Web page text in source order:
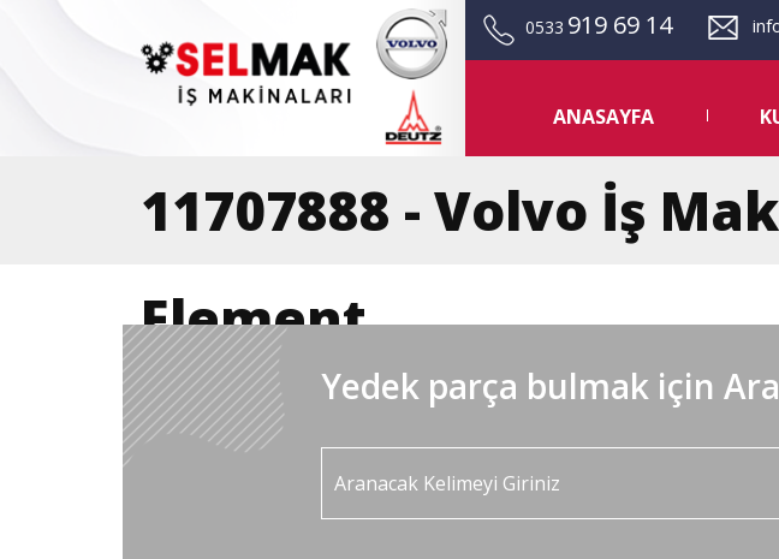
0533 919 69 14
ANASAYFA
11707888 - Volvo İş
Element
Yedek parça bulmak için